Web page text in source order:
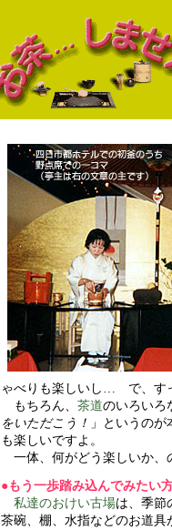
ゃべりも楽しいし… で、す
もちろん、 茶道のいろいろ
をいただこう！ 」というの
も楽しいですよ。
一体、何がどう楽しいか、
●もう一歩踏み込んでみたい
私達のおけい古場は、季節
茶碗、棚、水指などのお道